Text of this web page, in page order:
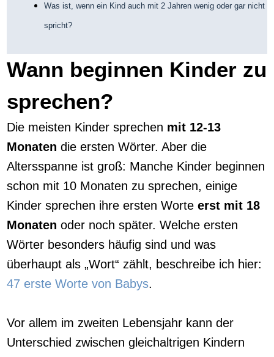
Was ist, wenn ein Kind auch mit 2 Jahren wenig oder gar nicht
spricht?
Wann beginnen Kinder zu
sprechen?
Die meisten Kinder sprechen mit 12-13
Monaten die ersten Wörter. Aber die
Altersspanne ist groß: Manche Kinder beginnen
schon mit 10 Monaten zu sprechen, einige
Kinder sprechen ihre ersten Worte erst mit 18
Monaten oder noch später. Welche ersten
Wörter besonders häufig sind und was
überhaupt als „Wort“ zählt, beschreibe ich hier:
47 erste Worte von Babys.
Vor allem im zweiten Lebensjahr kann der
Unterschied zwischen gleichaltrigen Kindern